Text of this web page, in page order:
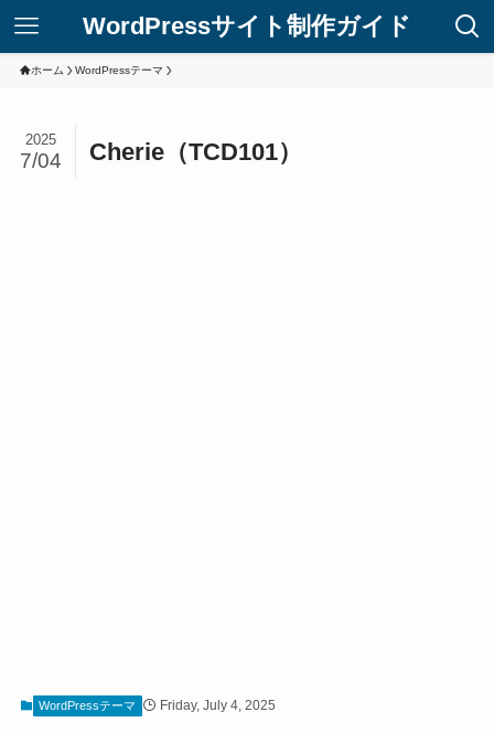
WordPressサイト制作ガイド
ホーム WordPressテーマ
Cherie（TCD101）
2025
7/04
WordPressテーマ Friday, July 4, 2025